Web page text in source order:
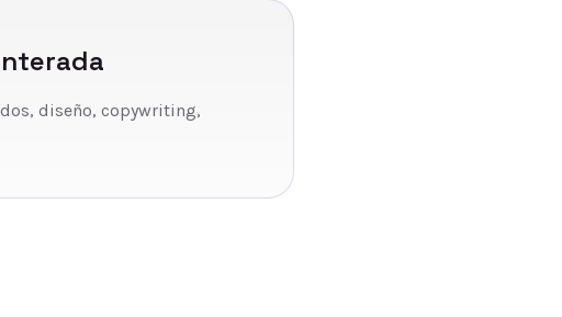
diseño, copywriting,